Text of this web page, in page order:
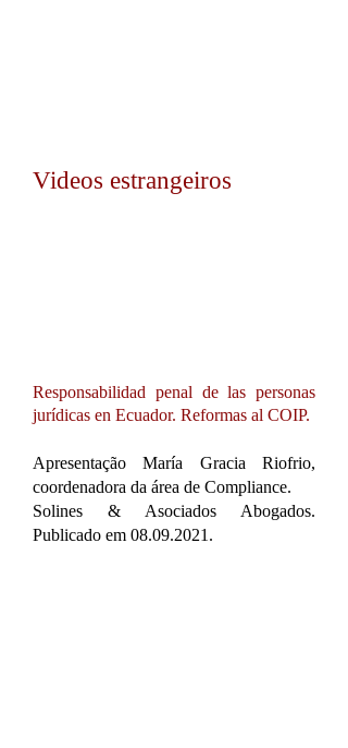
Videos estrangeiros
Responsabilidad penal de las personas
jurídicas en Ecuador. Reformas al COIP.
ApresentaçãoMaría Gracia Riofrio,
coordenadora da área de Compliance.
Solines & Asociados Abogados.
Publicado em 08.09.2021 .